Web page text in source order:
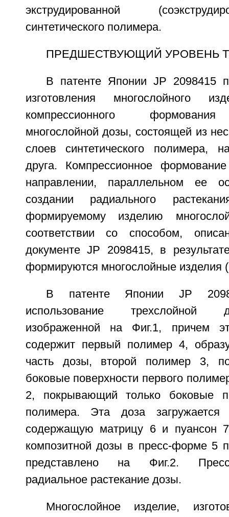
экструдированной
синтетического полимера.
ПРЕДШЕСТВУЮЩИЙ УРОВЕНЬ
В патенте Японии JP 2098415
изготовления многослойного
компрессионного формования
многослойной дозы, состоящей из
слоев синтетического полимера,
друга. Компрессионное
направлении, параллельном ее
создании радиального
формируемому изделию
соответствии со способом,
документе JP 2098415, в
формируются многослойные изделия
В патенте Японии JP
использование трехслойной
изображенной на Фиг.1, причем
содержит первый полимер 4,
часть дозы, второй полимер 3,
боковые поверхности первого
2, покрывающий только боковые
полимера. Эта доза
содержащую матрицу 6 и пуансон
композитной дозы в пресс-форме 5
представлено на Фиг.2.
радиальное растекание дозы.
Многослойное изделие,